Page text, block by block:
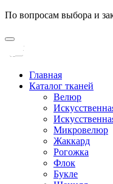
По вопросам выбора и
Главная
Каталог тканей
Велюр
Микровелюр
Жаккард
Рогожка
Флок
Букле